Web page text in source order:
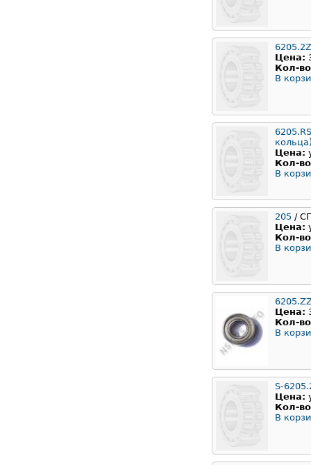
Цена:
Кол-
В
Цена:
Кол-
В
205 /
Цена:
Кол-
В
Цена:
Кол-
В
S-
Цена:
Кол-
В